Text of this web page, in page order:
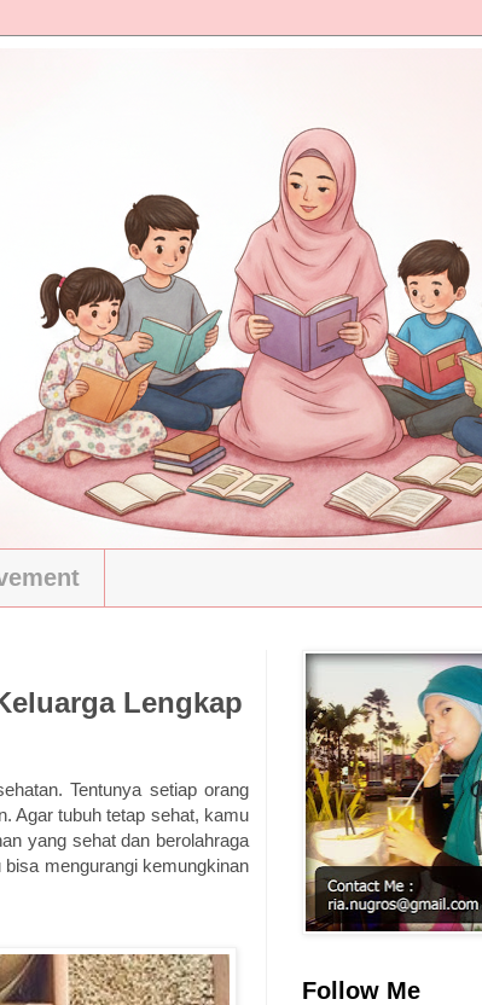
Lengkap
Tentunya setiap orang
Agar tubuh tetap sehat, kamu
yang sehat dan berolahraga
mengurangi kemungkinan
Follow Me